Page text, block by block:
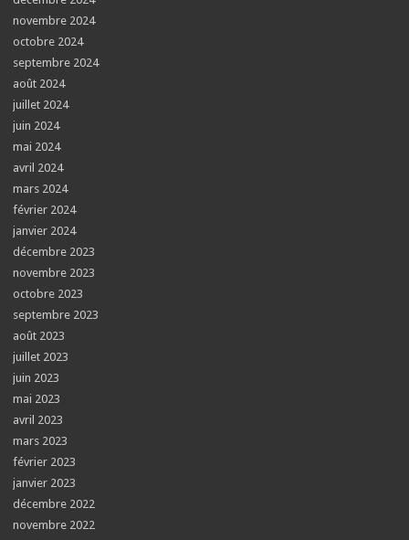
novembre 2024
octobre 2024
septembre 2024
août 2024
juillet 2024
juin 2024
mai 2024
avril 2024
mars 2024
février 2024
janvier 2024
décembre 2023
novembre 2023
octobre 2023
septembre 2023
août 2023
juillet 2023
juin 2023
mai 2023
avril 2023
mars 2023
février 2023
janvier 2023
décembre 2022
novembre 2022